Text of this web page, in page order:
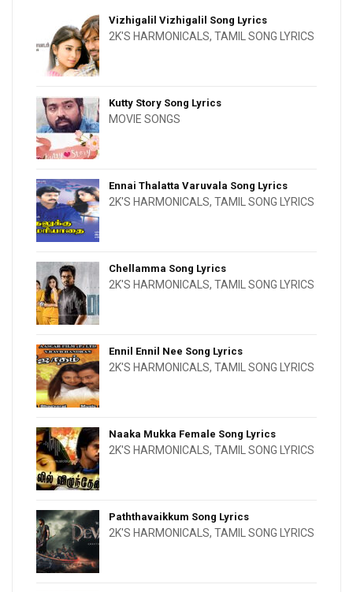
Vizhigalil Vizhigalil Song Lyrics
2K'S HARMONICALS, TAMIL SONG LYRICS
Kutty Story Song Lyrics
MOVIE SONGS
Ennai Thalatta Varuvala Song Lyrics
2K'S HARMONICALS, TAMIL SONG LYRICS
Chellamma Song Lyrics
2K'S HARMONICALS, TAMIL SONG LYRICS
Ennil Ennil Nee Song Lyrics
2K'S HARMONICALS, TAMIL SONG LYRICS
Naaka Mukka Female Song Lyrics
2K'S HARMONICALS, TAMIL SONG LYRICS
Paththavaikkum Song Lyrics
2K'S HARMONICALS, TAMIL SONG LYRICS